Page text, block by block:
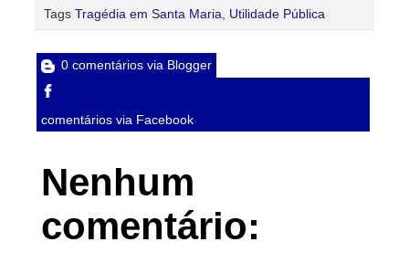
Tags Tragédia em Santa Maria, Utilidade Pública
0 comentários via Blogger
comentários via Facebook
Nenhum
comentário: